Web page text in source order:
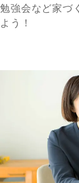
勉強会など家づ
よう！